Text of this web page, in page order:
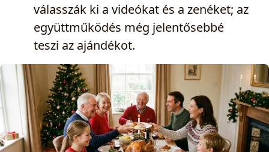
válasszák ki a videókat és a zenéket; az
együttműködés még jelentősebbé
teszi az ajándékot.